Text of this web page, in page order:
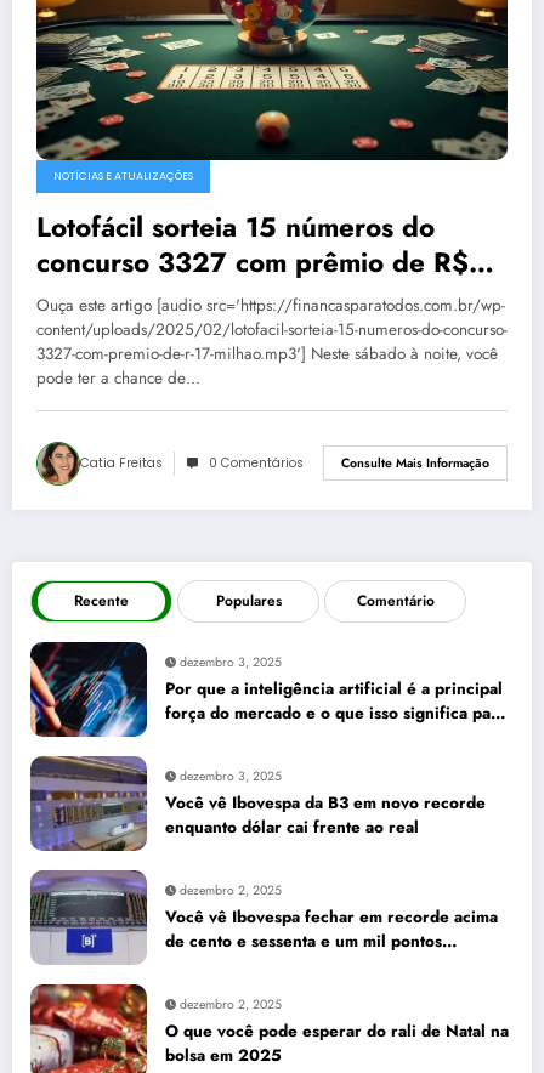
NOTÍCIAS E ATUALIZAÇÕES
Lotofácil sorteia 15 números do
concurso 3327 com prêmio de R$
1,7 milhão
Ouça este artigo [audio src='https://financasparatodos.com.br/wp-
content/uploads/2025/02/lotofacil-sorteia-15-numeros-do-concurso-
3327-com-premio-de-r-17-milhao.mp3'] Neste sábado à noite, você
pode ter a chance de…
Catia Freitas 0 Comentários Consulte Mais Informação
Recente Populares Comentário
dezembro 3, 2025
Por que a inteligência artificial é a principal
força do mercado e o que isso significa para
dezembro 3, 2025
Você vê Ibovespa da B3 em novo recorde
enquanto dólar cai frente ao real
dezembro 2, 2025
Você vê Ibovespa fechar em recorde acima
de cento e sessenta e um mil pontos
dezembro 2, 2025
O que você pode esperar do rali de Natal na
bolsa em 2025